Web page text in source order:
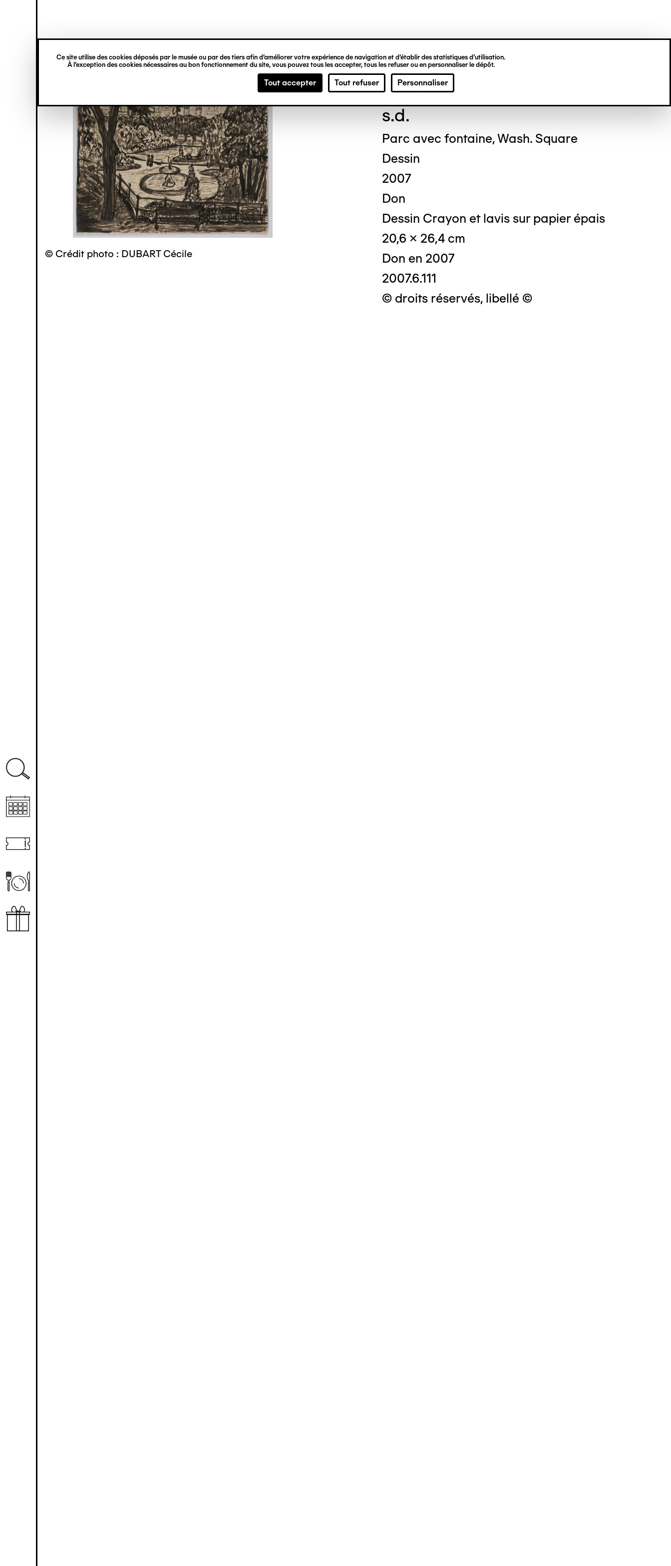
Ce site utilise des cookies déposés par le musée ou par des tiers afin d’améliorer votre expérience de navigation et d’établir des statistiques d’utilisation.
À l’exception des cookies nécessaires au bon fonctionnement du site, vous pouvez tous les accepter, tous les refuser ou en personnaliser le dépôt.
Tout accepter Tout refuser Personnaliser
principal
verticale
© Crédit photo : DUBART Cécile
Frederick BREYDERT
s.d.
Parc avec fontaine, Wash. Square
Dessin
2007
Don
Dessin Crayon et lavis sur papier épais
20,6 x 26,4 cm
Don en 2007
2007.6.111
© droits réservés, libellé ©